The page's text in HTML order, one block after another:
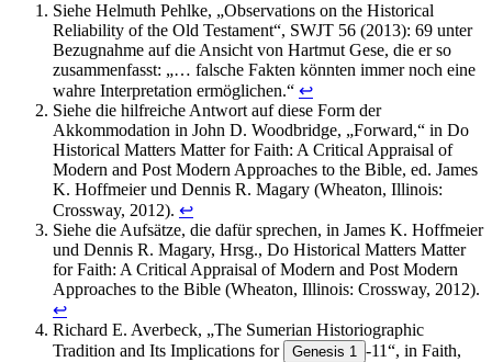
Siehe Helmuth Pehlke, „Observations on the Historical
Reliability of the Old Testament“, SWJT 56 (2013): 69 unter
Bezugnahme auf die Ansicht von Hartmut Gese, die er so
zusammenfasst: „… falsche Fakten könnten immer noch eine
wahre Interpretation ermöglichen.“ ↩︎
Siehe die hilfreiche Antwort auf diese Form der
Akkommodation in John D. Woodbridge, „Forward,“ in Do
Historical Matters Matter for Faith: A Critical Appraisal of
Modern and Post Modern Approaches to the Bible, ed. James
K. Hoffmeier und Dennis R. Magary (Wheaton, Illinois:
Crossway, 2012). ↩︎
Siehe die Aufsätze, die dafür sprechen, in James K. Hoffmeier
und Dennis R. Magary, Hrsg., Do Historical Matters Matter
for Faith: A Critical Appraisal of Modern and Post Modern
Approaches to the Bible (Wheaton, Illinois: Crossway, 2012).
↩︎
Richard E. Averbeck, „The Sumerian Historiographic
Tradition and Its Implications for
Genesis 1 -11“, in Faith,